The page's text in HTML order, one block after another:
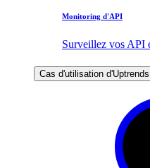
Monitoring d'API
Surveillez vos API
Cas d'utilisation d'Uptrends